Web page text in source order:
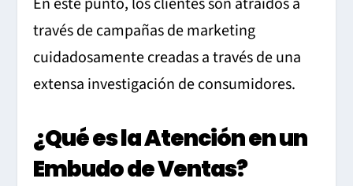
través de campañas de marketing
cuidadosamente creadas a través de una
extensa investigación de consumidores.
¿Qué es la Atención en un
Embudo de Ventas?